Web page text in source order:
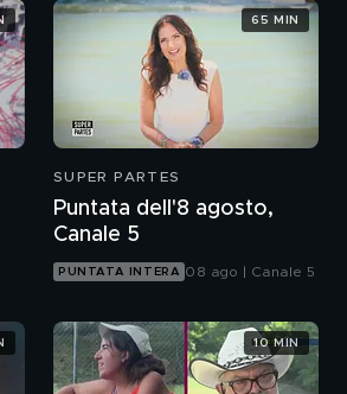
SUPER PARTES
Puntata dell'8 agosto,
Canale 5
PUNTATA INTERA 08 ago | Canale 5
65 MIN
10 MIN